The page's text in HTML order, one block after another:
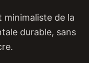
de la
durable, sans